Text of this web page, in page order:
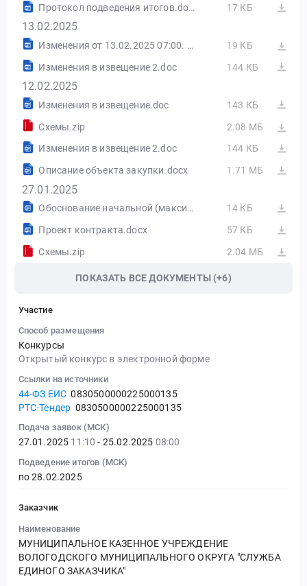
Протокол подведения итогов.docx 17 КБ
13.02.2025
Изменения от 13.02.2025 07:00. РТС-Тендер
19 КБ
Изменения в извещение 2.doc
144 КБ
12.02.2025
Изменения в извещение.doc
143 КБ
Схемы.zip
2.08 МБ
Изменения в извещение 2.doc
144 КБ
Описание объекта закупки.docx
1.71 МБ
27.01.2025
Обоснование начальной (максимальной) цены контракта.docx
14 КБ
Проект контракта.docx
57 КБ
Схемы.zip
2.04 МБ
ПОКАЗАТЬ ВСЕ ДОКУМЕНТЫ (+6)
Участие
Способ размещения
Конкурсы
Открытый конкурс в электронной форме
Ссылки на источники
44-ФЗ ЕИС 0830500000225000135
РТС-Тендер 0830500000225000135
Подача заявок (МСК)
27.01.2025 11:10 - 25.02.2025 08:00
Подведение итогов (МСК)
по 28.02.2025
Заказчик
Наименование
МУНИЦИПАЛЬНОЕ КАЗЕННОЕ УЧРЕЖДЕНИЕ
ВОЛОГОДСКОГО МУНИЦИПАЛЬНОГО ОКРУГА "СЛУЖБА
ЕДИНОГО ЗАКАЗЧИКА"